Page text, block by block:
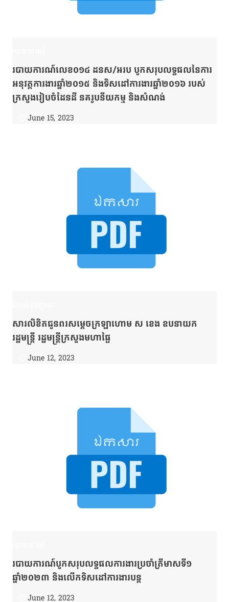
របាយការណ៍លេខ០១៤ ដនស/អរប បូកសរុបលទ្ធផលនៃការ
អនុវត្តការងារឆ្នាំ២០១៥ និងទិសដៅការងារឆ្នាំ២០១៦ របស់
ក្រសួងរៀបចំដែនដី នគរូបនីយកម្ម និងសំណង់
June 15, 2023
សារលិខិតជូនពរសម្ដេចក្រឡាហោម ស ខេង ឧបនាយក
រដ្ឋមន្រ្តី រដ្ឋមន្រ្តីក្រសួងមហាផ្ទៃ
June 12, 2023
របាយការណ៍បូកសរុបលទ្ធផលការងារប្រចាំត្រីមាសទី១
ឆ្នាំ២០២៣ និងលើកទិសដៅការងារបន្ត
June 12, 2023